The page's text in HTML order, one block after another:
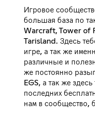
Игровое
большая база по
Warcraft, Tower of
Tarisland. Здесь
игре, а так же
различные и
же постоянно
EGS, а так же
последних
нам в сообщество,